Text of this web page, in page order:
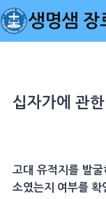
Skip
to
content
생명샘 장
십자가에 관
고대 유적지를 발
소였는지 여부를 확